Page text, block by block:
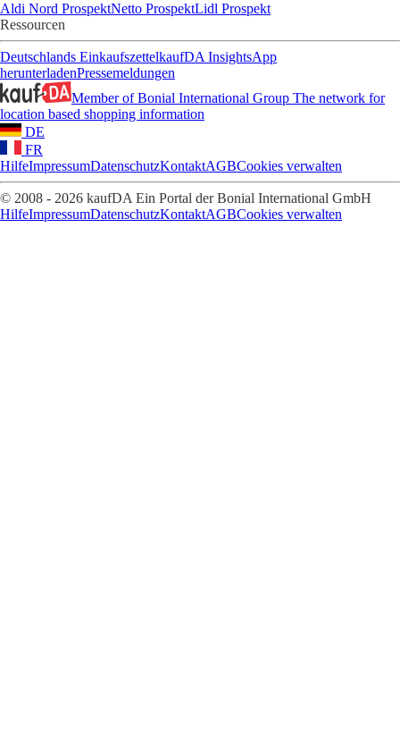
Aldi Nord ProspektNetto ProspektLidl Prospekt
Ressourcen
Deutschlands EinkaufszettelkaufDA InsightsApp
herunterladenPressemeldungen
Member of Bonial International Group The network for
location based shopping information
DE
FR
HilfeImpressumDatenschutzKontaktAGBCookies verwalten
© 2008 - 2026 kaufDA Ein Portal der Bonial International GmbH
HilfeImpressumDatenschutzKontaktAGBCookies verwalten